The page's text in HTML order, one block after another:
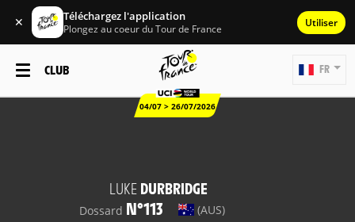
✕ Téléchargez l'application
Plongez au coeur du Tour de France Utiliser
CLUB
04/07 > 26/07/2026
FR
LUKE DURBRIDGE
Dossard N°113 (AUS)